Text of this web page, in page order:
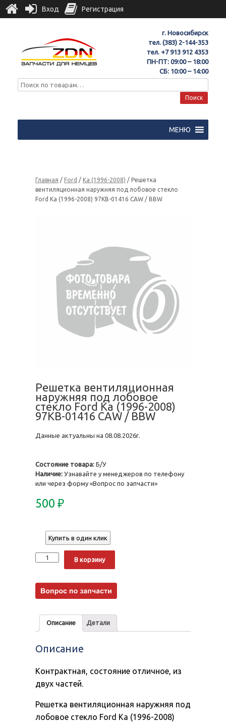
г. Новосибирск
тел. (383) 2-144-353
тел. +7 913 912 4353
ПН-ПТ: 09:00 – 18:00
СБ: 10:00 – 14:00
Поиск
МЕНЮ
Главная / Ford / Ka (1996-2008) / Решетка
вентиляционная наружняя под лобовое стекло
Ford Ka (1996-2008) 97KB-01416 CAW / BBW
Решетка вентиляционная
наружняя под лобовое
стекло Ford Ka (1996-2008)
97KB-01416 CAW / BBW
Данные актуальны на 08.08.2026г.
Состояние товара: Б/У
Наличие: Узнавайте у менеджеров по телефону
или через форму «Вопрос по запчасти»
500 ₽
Купить в один клик
Количество
В корзину
Описание Детали
Описание
Контрактная, состояние отличное, из
двух частей.
Решетка вентиляционная наружняя под
лобовое стекло Ford Ka (1996-2008)
Вход Регистрация